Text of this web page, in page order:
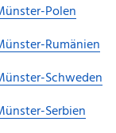
Polen
Rumänien
Schweden
Serbien